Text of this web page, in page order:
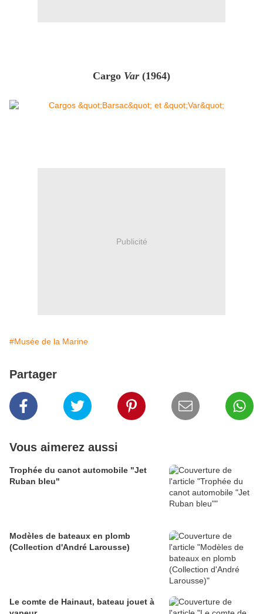
Cargo Var (1964)
Publicité
#Musée de la Marine
Partager
Vous aimerez aussi
Trophée du canot automobile "Jet
Ruban bleu"
Modèles de bateaux en plomb
(Collection d'André Larousse)
Le comte de Hainaut, bateau jouet à